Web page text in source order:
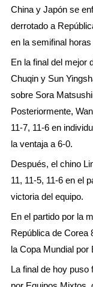
China y Japón se
derrotado a
en la semifinal horas
En la final del mejor
Chuqin y Sun
sobre Sora
Posteriormente,
11-7, 11-6 en
la ventaja a 6-0.
Después, el chino
11, 11-5, 11-6 en el
victoria del equipo.
En el partido por la
República de Corea
la Copa Mundial por
La final de hoy puso